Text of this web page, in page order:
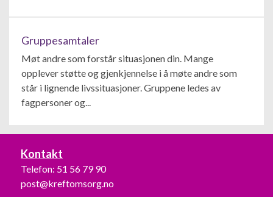
Gruppesamtaler
Møt andre som forstår situasjonen din. Mange
opplever støtte og gjenkjennelse i å møte andre som
står i lignende livssituasjoner. Gruppene ledes av
fagpersoner og...
Kontakt
Telefon: 51 56 79 90
post@kreftomsorg.no